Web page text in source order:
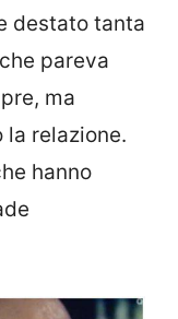
destato tanta
pareva
ma
relazione.
hanno